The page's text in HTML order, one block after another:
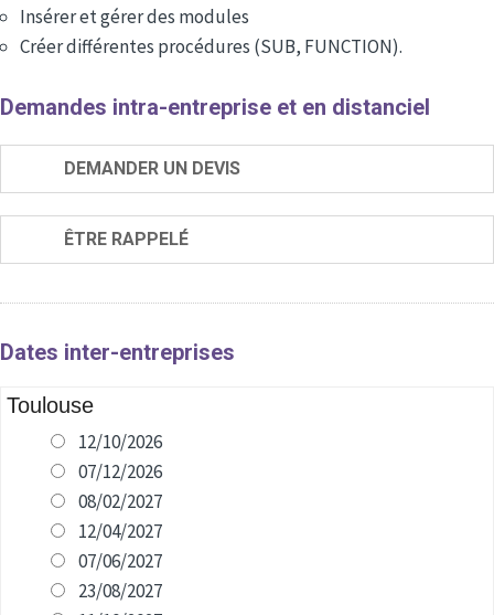
Insérer et gérer des modules
Créer différentes procédures (SUB, FUNCTION).
Demandes intra-entreprise et en distanciel
DEMANDER UN DEVIS
ÊTRE RAPPELÉ
Dates inter-entreprises
Toulouse
12/10/2026
07/12/2026
08/02/2027
12/04/2027
07/06/2027
23/08/2027